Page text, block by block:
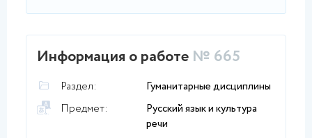
Информация о работе № 665
Раздел:
Гуманитарные дисциплины
Предмет:
Русский язык и культура
речи